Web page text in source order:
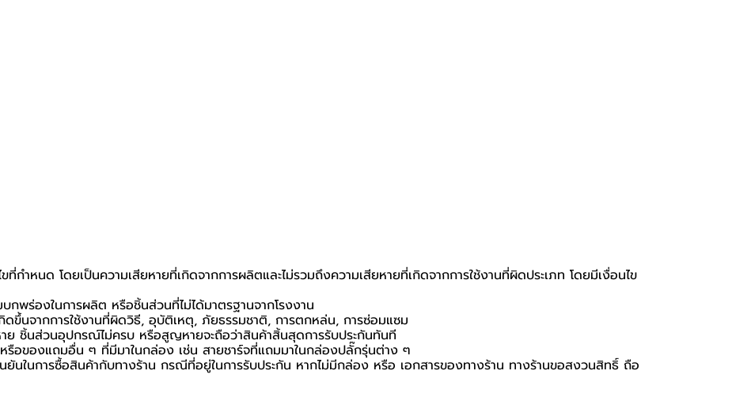
ำหนด โดยเป็นความเสียหายที่เกิดจากการผลิตและไม่รวมถึงความเสียหายที่เกิดจากการใช้งานที่ผิดประเภท โดยมีเงื่อนไข
กพร่องในการผลิต หรือชิ้นส่วนที่ไม่ได้มาตรฐานจากโรงงาน
ดขึ้นจากการใช้งานที่ผิดวิธี, อุบัติเหตุ, ภัยธรรมชาติ, การตกหล่น, การซ่อมแซม
ชิ้นส่วนอุปกรณ์ไม่ครบ หรือสูญหายจะถือว่าสินค้าสิ้นสุดการรับประกันทันที
อของแถมอื่น ๆ ที่มีมาในกล่อง เช่น สายชาร์จที่แถมมาในกล่องปลั๊กรุ่นต่าง ๆ
นในการซื้อสินค้ากับทางร้าน กรณีที่อยู่ในการรับประกัน หากไม่มีกล่อง หรือ เอกสารของทางร้าน ทางร้านขอสงวนสิทธิ์ ถือ